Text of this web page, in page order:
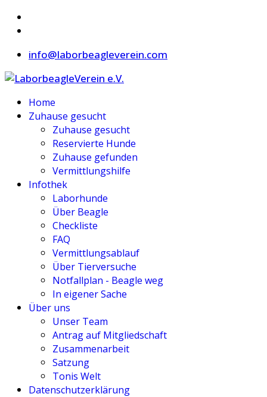
info@laborbeagleverein.com
Home
Zuhause gesucht
Zuhause gesucht
Reservierte Hunde
Zuhause gefunden
Vermittlungshilfe
Infothek
Laborhunde
Über Beagle
Checkliste
FAQ
Vermittlungsablauf
Über Tierversuche
Notfallplan - Beagle weg
In eigener Sache
Über uns
Unser Team
Antrag auf Mitgliedschaft
Zusammenarbeit
Satzung
Tonis Welt
Datenschutzerklärung